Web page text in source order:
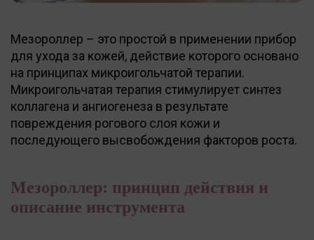
Мезороллер – это простой в применении прибор
для ухода за кожей, действие которого основано
на принципах микроигольчатой терапии.
Микроигольчатая терапия стимулирует синтез
коллагена и ангиогенеза в результате
повреждения рогового слоя кожи и
последующего высвобождения факторов роста.
Мезороллер: принцип действия и
описание инструмента